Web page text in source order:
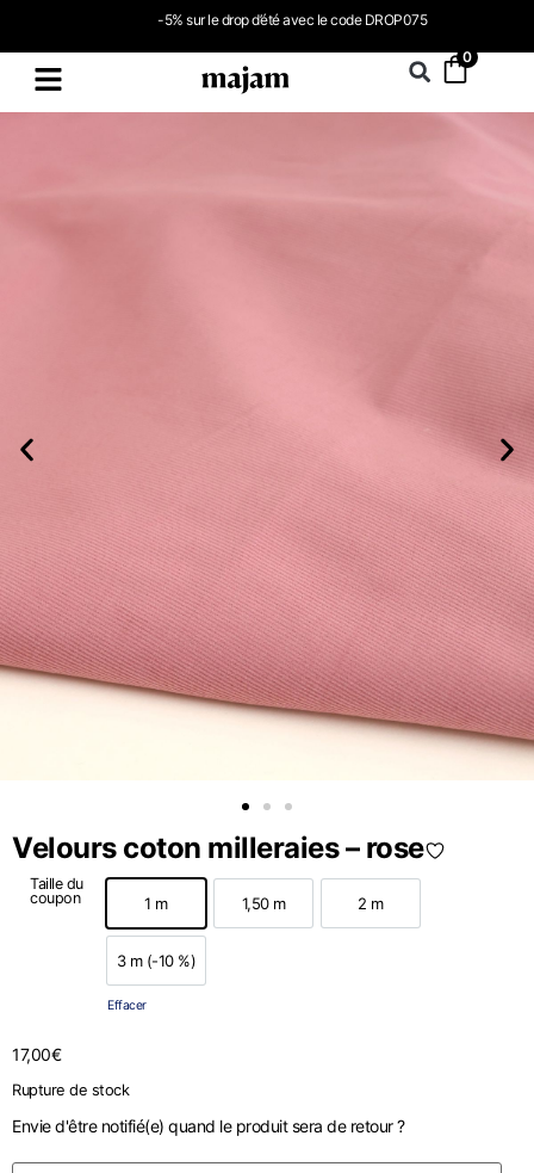
-5% sur le drop d’été avec le code DROP075
0
Velours coton milleraies – rose
Taille du
coupon
1 m 1,50 m 2 m
3 m (-10 %)
3 m (-10 %)
Effacer
17,00€
Rupture de stock
Envie d'être notifié(e) quand le produit sera de retour ?